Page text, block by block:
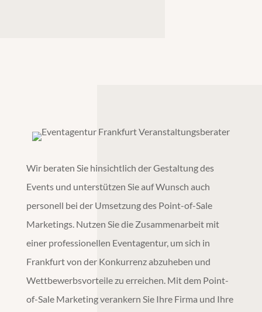
Wir beraten Sie hinsichtlich der Gestaltung des
Events und unterstützen Sie auf Wunsch auch
personell bei der Umsetzung des Point-of-Sale
Marketings. Nutzen Sie die Zusammenarbeit mit
einer professionellen Eventagentur, um sich in
Frankfurtvon der Konkurrenz abzuheben und
Wettbewerbsvorteile zu erreichen. Mit dem Point-
of-Sale Marketingverankern Sie Ihre Firma und Ihre